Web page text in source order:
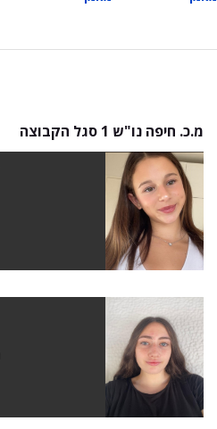
מ.כ. חיפה נו"ש 1 סגל הקבוצה